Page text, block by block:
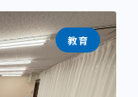
教育